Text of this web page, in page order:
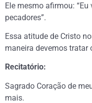
Ele mesmo afirmou:
pecadores”.
Essa atitude de Cristo
maneira devemos tratar
Recitatório:
Sagrado Coração de
mais.